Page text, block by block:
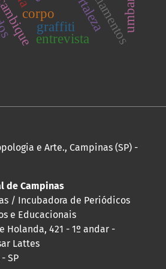
corpo
graffiti
entrevista
e Arte., Campinas (SP) -
de Campinas
/ Incubadora de Periódicos
e Educacionais
Holanda, 421 - 1º andar -
Lattes
SP